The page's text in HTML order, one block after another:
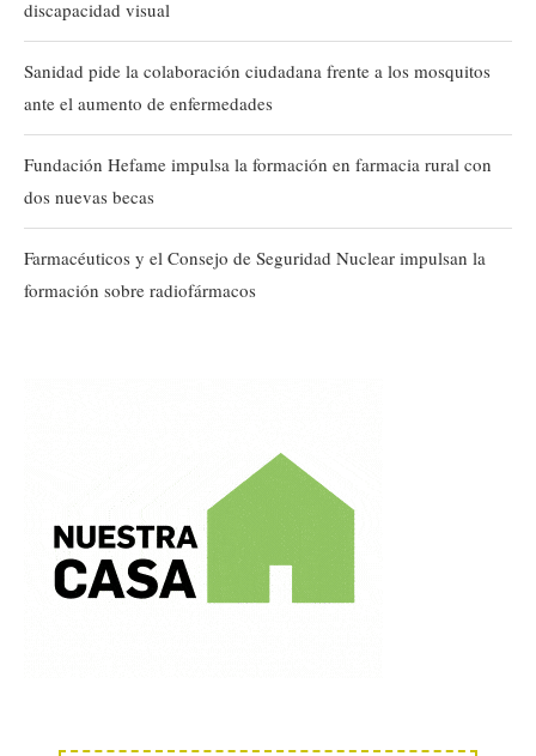
discapacidad visual
Sanidad pide la colaboración ciudadana frente a los mosquitos
ante el aumento de enfermedades
Fundación Hefame impulsa la formación en farmacia rural con
dos nuevas becas
Farmacéuticos y el Consejo de Seguridad Nuclear impulsan la
formación sobre radiofármacos